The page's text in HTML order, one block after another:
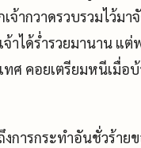
จ้ากวาดรวบรวมไว้ม
ได้ร่ำรวยมานาน แต่
ทศ คอยเตรียมหนีเมื่
ารกระทำอันชั่วร้าย